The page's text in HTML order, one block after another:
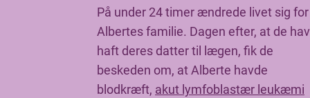
På under 24 timer ændrede livet sig for
Albertes familie. Dagen efter, at de
haft deres datter til lægen, fik de
beskeden om, at Alberte havde
blodkræft, akut lymfoblastær leukæmi